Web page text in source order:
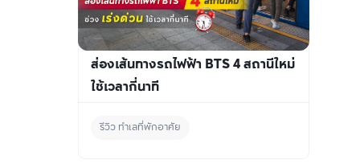
ส่องเส้นทางรถไฟฟ้า BTS 4 สถานีใหม่
ใช้เวลากี่นาที
รีวิว ทำเลที่พักอาศัย